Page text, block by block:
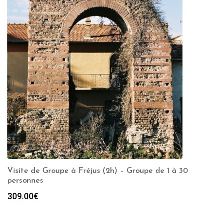
Visite de Groupe à Fréjus (2h) – Groupe de 1 à 30
personnes
309.00€